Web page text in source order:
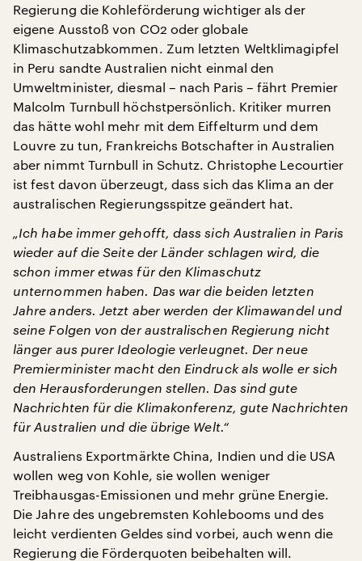
Regierung die Kohleförderung wichtiger als der
eigene Ausstoß von CO2 oder globale
Klimaschutzabkommen. Zum letzten Weltklimagipfel
in Peru sandte Australien nicht einmal den
Umweltminister, diesmal – nach Paris – fährt Premier
Malcolm Turnbull höchstpersönlich. Kritiker murren
das hätte wohl mehr mit dem Eiffelturm und dem
Louvre zu tun, Frankreichs Botschafter in Australien
aber nimmt Turnbull in Schutz. Christophe Lecourtier
ist fest davon überzeugt, dass sich das Klima an der
australischen Regierungsspitze geändert hat.
„Ich habe immer gehofft, dass sich Australien in Paris
wieder auf die Seite der Länder schlagen wird, die
schon immer etwas für den Klimaschutz
unternommen haben. Das war die beiden letzten
Jahre anders. Jetzt aber werden der Klimawandel und
seine Folgen von der australischen Regierung nicht
länger aus purer Ideologie verleugnet. Der neue
Premierminister macht den Eindruck als wolle er sich
den Herausforderungen stellen. Das sind gute
Nachrichten für die Klimakonferenz, gute Nachrichten
für Australien und die übrige Welt.“
Australiens Exportmärkte China, Indien und die USA
wollen weg von Kohle, sie wollen weniger
Treibhausgas-Emissionen und mehr grüne Energie.
Die Jahre des ungebremsten Kohlebooms und des
leicht verdienten Geldes sind vorbei, auch wenn die
Regierung die Förderquoten beibehalten will.